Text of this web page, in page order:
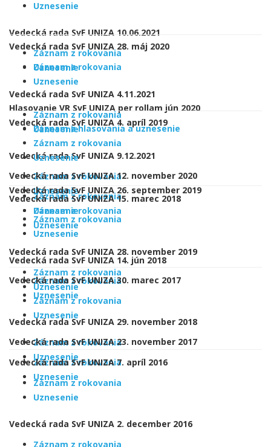
Uznesenie
Vedecká rada SvF UNIZA 10.06.2021
Záznam z rokovania
Uznesenie
Vedecká rada SvF UNIZA 4.11.2021
Záznam z rokovania
Uznesenie
Vedecká rada SvF UNIZA 9.12.2021
Záznam z rokovania
Uznesenie
Vedecká rada SvF UNIZA 28. máj 2020
Záznam z rokovania
Uznesenie
Hlasovanie VR SvF UNIZA per rollam jún 2020
Záznam z hlasovania a uznesenie
Vedecká rada SvF UNIZA 12. november 2020
Záznam z rokovania
Uznesenie
Vedecká rada SvF UNIZA 4. apríl 2019
Záznam z rokovania
Uznesenie
Vedecká rada SvF UNIZA 26. september 2019
Záznam z rokovania
Uznesenie
Vedecká rada SvF UNIZA 28. november 2019
Záznam z rokovania
Uznesenie
Vedecká rada SvF UNIZA 15. marec 2018
Záznam z rokovania
Uznesenie
Vedecká rada SvF UNIZA 14. jún 2018
Záznam z rokovania
Uznesenie
Vedecká rada SvF UNIZA 29. november 2018
Záznam z rokovania
Uznesenie
Vedecká rada SvF UNIZA 30. marec 2017
Záznam z rokovania
Uznesenie
Vedecká rada SvF UNIZA 23. november 2017
Záznam z rokovania
Uznesenie
Vedecká rada SvF UNIZA 7. apríl 2016
Záznam z rokovania
Uznesenie
Vedecká rada SvF UNIZA 2. december 2016
Záznam z rokovania